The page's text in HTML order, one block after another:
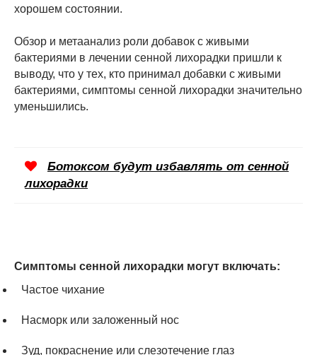
хорошем состоянии.
Обзор и метаанализ роли добавок с живыми
бактериями в лечении сенной лихорадки пришли к
выводу, что у тех, кто принимал добавки с живыми
бактериями, симптомы сенной лихорадки значительно
уменьшились.
Ботоксом будут избавлять от сенной
лихорадки
Симптомы сенной лихорадки могут включать:
Частое чихание
Насморк или заложенный нос
Зуд, покраснение или слезотечение глаз